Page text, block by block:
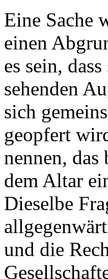
Eine Sache
einen
es sein,
sehenden
sich
geopfert
nennen, das
dem Altar
Dieselbe
und die